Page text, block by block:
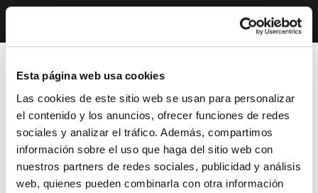
Esta página web usa cookies
Las cookies de este sitio web se usan para personalizar
el contenido y los anuncios, ofrecer funciones de redes
sociales y analizar el tráfico. Además, compartimos
información sobre el uso que haga del sitio web con
nuestros partners de redes sociales, publicidad y análisis
web, quienes pueden combinarla con otra información